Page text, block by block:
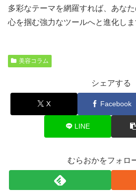
多彩なテーマを網羅すれば、あな
心を掴む強力なツールへと進化しま
美容コラム
シェアする
X Facebook
LINE
むらおかをフォロ